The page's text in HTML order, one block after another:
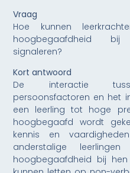
Vraag
Hoe kunnen
hoogbegaafdheid bij
signaleren?
Kort antwoord
De interactie
persoonsfactoren en het
een leerling tot hoge
hoogbegaafd wordt
kennis en
anderstalige
hoogbegaafdheid bij hen